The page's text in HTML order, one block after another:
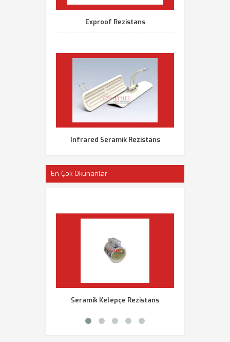
Exproof Rezistans
Infrared Seramik Rezistans
En Çok Okunanlar
Seramik Kelepçe Rezistans